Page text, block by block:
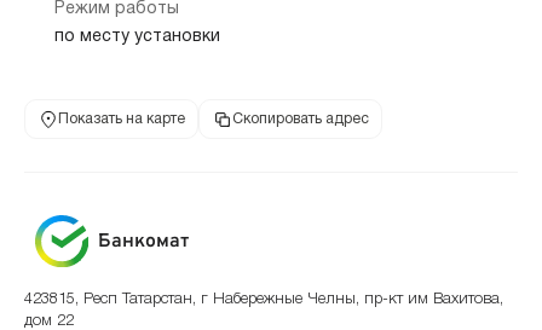
Режим работы
по месту установки
Показать на карте Скопировать адрес
Банкомат
423815, Респ Татарстан, г Набережные Челны, пр-кт им Вахитова,
дом 22